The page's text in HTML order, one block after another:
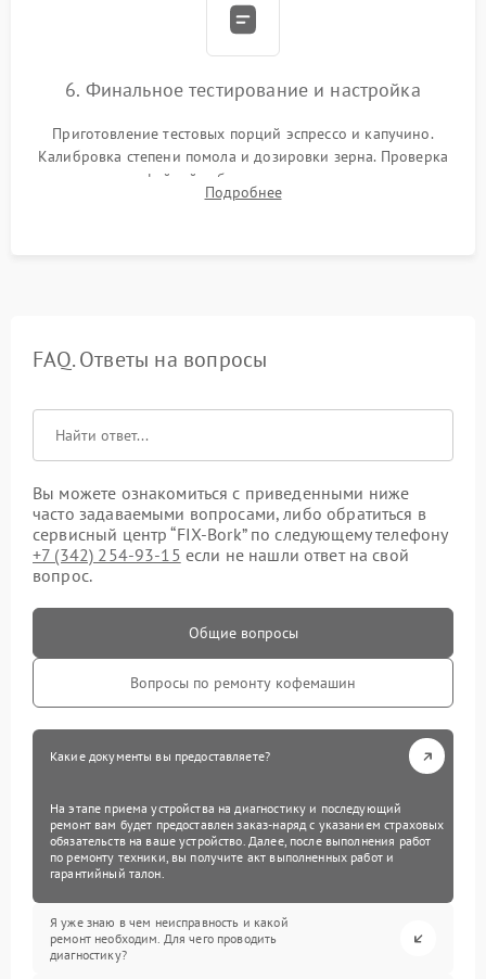
6. Финальное тестирование и настройка
Приготовление тестовых порций эспрессо и капучино.
Калибровка степени помола и дозировки зерна. Проверка
плотности кофейной таблетки, температуры напитка и
качества молочной пены. Контроль отсутствия посторонних
Подробнее
FAQ. Ответы на вопросы
Вы можете ознакомиться с приведенными ниже
часто задаваемыми вопросами, либо обратиться в
сервисный центр “FIX-Bork” по следующему телефону
+7 (342) 254-93-15 если не нашли ответ на свой
вопрос.
Общие вопросы
Вопросы по ремонту кофемашин
Какие документы вы предоставляете?
На этапе приема устройства на диагностику и последующий
ремонт вам будет предоставлен заказ-наряд с указанием страховых
обязательств на ваше устройство. Далее, после выполнения работ
по ремонту техники, вы получите акт выполненных работ и
гарантийный талон.
Я уже знаю в чем неисправность и какой
ремонт необходим. Для чего проводить
диагностику?